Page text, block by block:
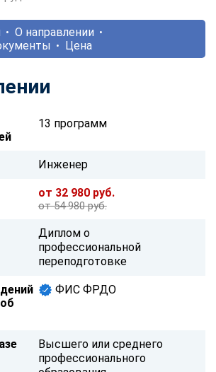
О направлении
Цена
13 программ
Инженер
от 32 980 руб.
от 54 980 руб.
Диплом о
профессиональной
переподготовке
ФИС ФРДО
Высшего или среднего
профессионального